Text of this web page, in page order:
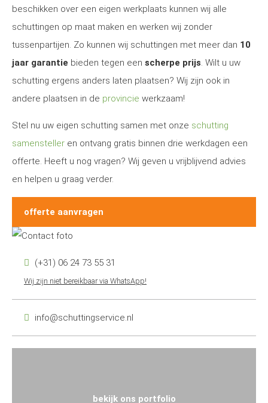
beschikken over een eigen werkplaats kunnen wij alle
schuttingen op maat maken en werken wij zonder
tussenpartijen. Zo kunnen wij schuttingen met meer dan 10
jaar garantie bieden tegen een scherpe prijs. Wilt u uw
schutting ergens anders laten plaatsen? Wij zijn ook in
andere plaatsen in de provincie werkzaam!
Stel nu uw eigen schutting samen met onze schutting
samensteller en ontvang gratis binnen drie werkdagen een
offerte. Heeft u nog vragen? Wij geven u vrijblijvend advies
en helpen u graag verder.
offerte aanvragen
(+31) 06 24 73 55 31
Wij zijn niet bereikbaar via WhatsApp!
info@schuttingservice.nl
bekijk ons portfolio